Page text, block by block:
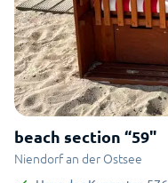
beach section “59"
Niendorf an der Ostsee